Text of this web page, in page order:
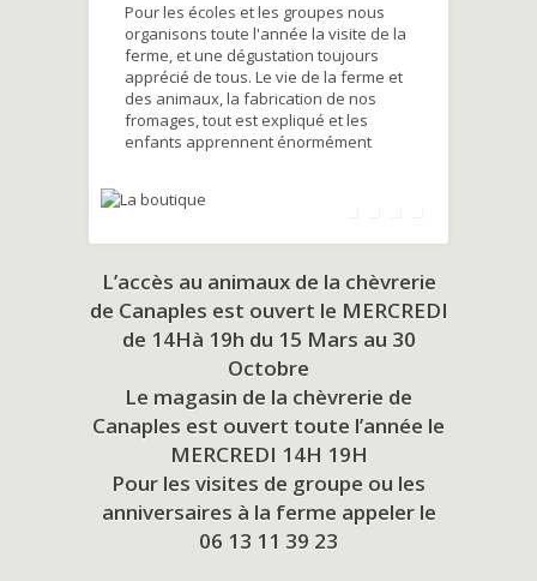
Pour les écoles et les groupes nous
organisons toute l'année la visite de la
ferme, et une dégustation toujours
apprécié de tous. Le vie de la ferme et
des animaux, la fabrication de nos
fromages, tout est expliqué et les
enfants apprennent énormément
L’accès au animaux de la chèvrerie
de Canaples est ouvert le MERCREDI
de 14Hà 19h du 15 Mars au 30
Octobre
Le magasin de la chèvrerie de
Canaples est ouvert toute l’année le
MERCREDI 14H 19H
Pour les visites de groupe ou les
anniversaires à la ferme appeler le
06 13 11 39 23